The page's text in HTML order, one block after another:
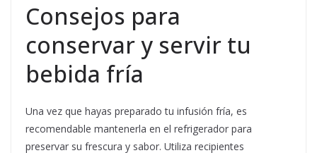
Consejos para
conservar y servir tu
bebida fría
Una vez que hayas preparado tu infusión fría, es
recomendable mantenerla en el refrigerador para
preservar su frescura y sabor. Utiliza recipientes